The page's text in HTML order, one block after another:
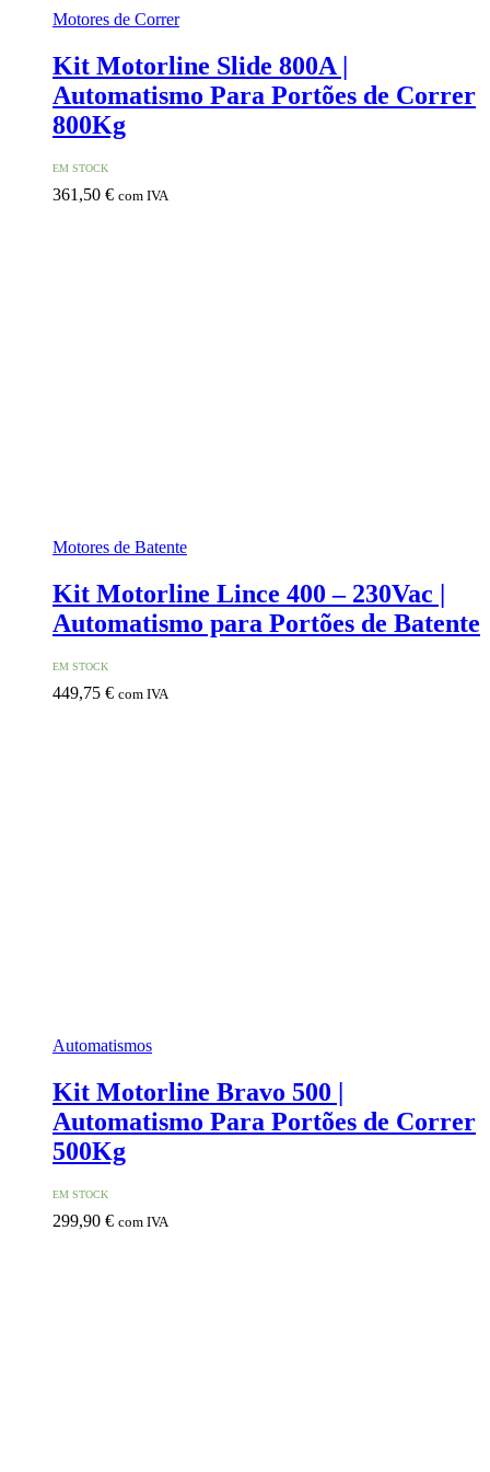
Motores de Correr
Kit Motorline Slide 800A |
Automatismo Para Portões de Correr
800Kg
EM STOCK
361,50 € com IVA
Motores de Batente
Kit Motorline Lince 400 – 230Vac |
Automatismo para Portões de Batente
EM STOCK
449,75 € com IVA
Automatismos
Kit Motorline Bravo 500 |
Automatismo Para Portões de Correr
500Kg
EM STOCK
299,90 € com IVA